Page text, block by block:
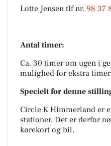
Lotte Jensen tlf nr. 98 37
Antal timer:
Ca. 30 timer om ugen i
mulighed for ekstra
Specielt for denne
Circle K Himmerland er
stationer. Det er derfor
kørekort og bil.